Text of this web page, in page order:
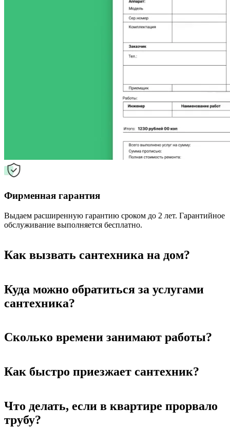
Фирменная гарантия
Выдаем расширенную гарантию сроком до 2 лет. Гарантийное
обслуживание выполняется бесплатно.
Как вызвать сантехника на дом?
Куда можно обратиться за услугами
сантехника?
Сколько времени занимают работы?
Как быстро приезжает сантехник?
Что делать, если в квартире прорвало
трубу?